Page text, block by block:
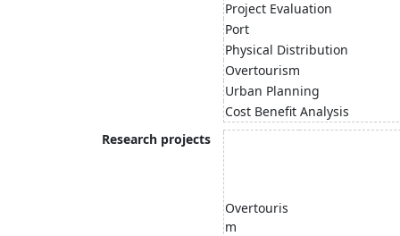
Project Evaluation
Port
Physical Distribution
Overtourism
Urban Planning
Cost Benefit Analysis
Research projects
Overtouris
m